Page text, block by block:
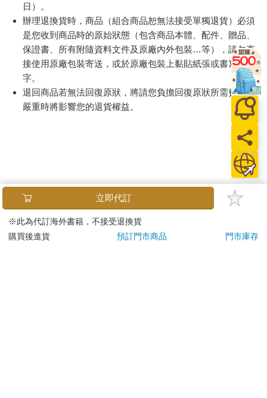
日）。
辦理退換貨時，商品（組合商品恕無法接受單獨退貨）必須
是您收到商品時的原始狀態（包含商品本體、配件、贈品、
保證書、所有附隨資料文件及原廠內外包裝…等），請勿直
接使用原廠包裝寄送，或於原廠包裝上黏貼紙張或書寫文
字。
退回商品若無法回復原狀，將請您負擔回復原狀所需費用，
嚴重時將影響您的退貨權益。
立即代訂
※此為代訂海外書籍，不接受退換貨
購買後進貨
預訂門市商品 門市庫存